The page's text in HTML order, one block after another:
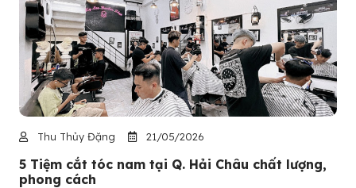
Thu Thủy Đặng 21/05/2026
5 Tiệm cắt tóc nam tại Q. Hải Châu chất lượng,
phong cách